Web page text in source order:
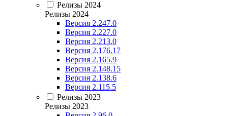
Релизы 2024
Релизы 2024
Версия 2.247.0
Версия 2.227.0
Версия 2.213.0
Версия 2.176.17
Версия 2.165.9
Версия 2.148.15
Версия 2.138.6
Версия 2.115.5
Релизы 2023
Релизы 2023